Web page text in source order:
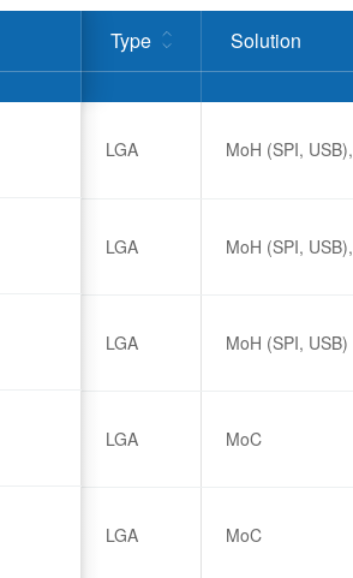
Type Solution
LGA MoH (SPI,
LGA MoH (SPI,
LGA MoH (SPI, USB)
LGA MoC
LGA MoC